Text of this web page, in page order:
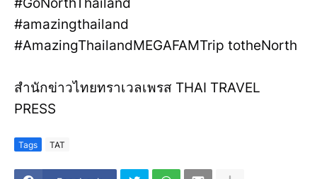
#GoNorthThailand
#amazingthailand
#AmazingThailandMEGAFAMTrip totheNorth
สำนักข่าวไทยทราเวลเพรส THAI TRAVEL
PRESS
Tags TAT